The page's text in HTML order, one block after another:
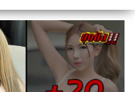
a
t
i
o
n